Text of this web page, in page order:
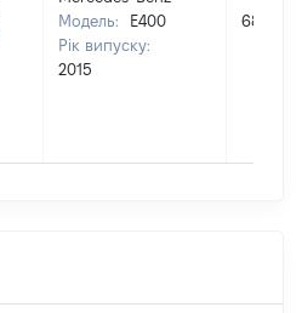
Модель:
E400
Рік випуску:
2015
680000